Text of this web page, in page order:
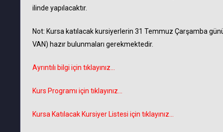
ilinde yapılacaktır.
Not: Kursa katılacak kursiyerlerin 31 Temmuz Çarşamba
VAN) hazır bulunmaları gerekmektedir.
Ayrıntılı bilgi için tıklayınız...
Kurs Programı için tıklayınız...
Kursa Katılacak Kursiyer Listesi için tıklayınız...